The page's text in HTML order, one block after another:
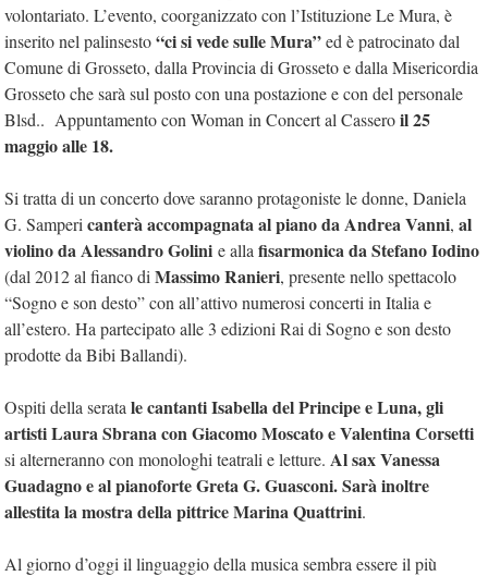
volontariato. L’evento, coorganizzato con l’Istituzione Le Mura, è
inserito nel palinsesto“ci si vede sulle Mura”ed è patrocinato dal
Comune di Grosseto, dalla Provincia di Grosseto e dalla Misericordia
Grosseto che sarà sul posto con una postazione e con del personale
Blsd.. Appuntamento con Woman in Concert al Casseroil 25
maggio alle 18.
Si tratta di un concerto dove saranno protagoniste le donne, Daniela
G. Samperi canterà accompagnata al piano da Andrea Vanni, al
violino da Alessandro Golini e alla fisarmonica da Stefano Iodino
(dal 2012 al fianco di Massimo Ranieri, presente nello spettacolo
“Sogno e son desto” con all’attivo numerosi concerti in Italia e
all’estero. Ha partecipato alle 3 edizioni Rai di Sogno e son desto
prodotte da Bibi Ballandi).
Ospiti della serata le cantanti Isabella del Principe e Luna, gli
artisti Laura Sbrana con Giacomo Moscato e Valentina Corsetti
si alterneranno con monologhi teatrali e letture. Al sax Vanessa
Guadagno e al pianoforte Greta G. Guasconi. Sarà inoltre
allestita la mostra della pittrice Marina Quattrini.
Al giorno d’oggi il linguaggio della musica sembra essere il più